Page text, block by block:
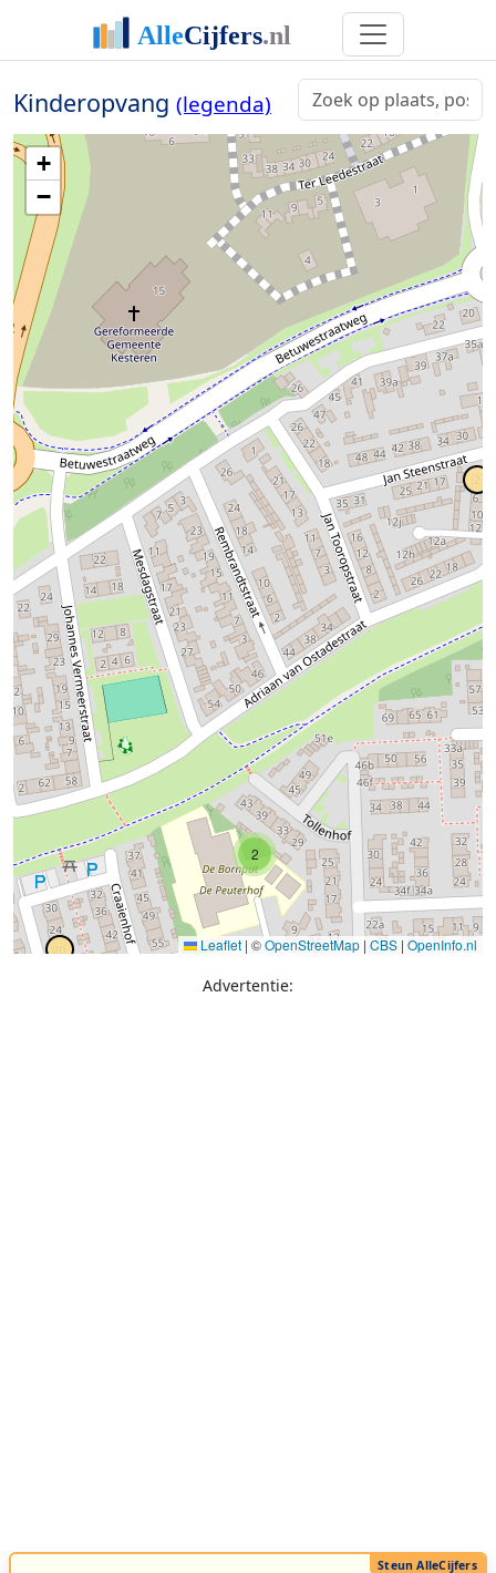
Kinderopvang (legenda)
2
+
−
Leaflet | ©OpenStreetMap | CBS | OpenInfo.nl
Advertentie: